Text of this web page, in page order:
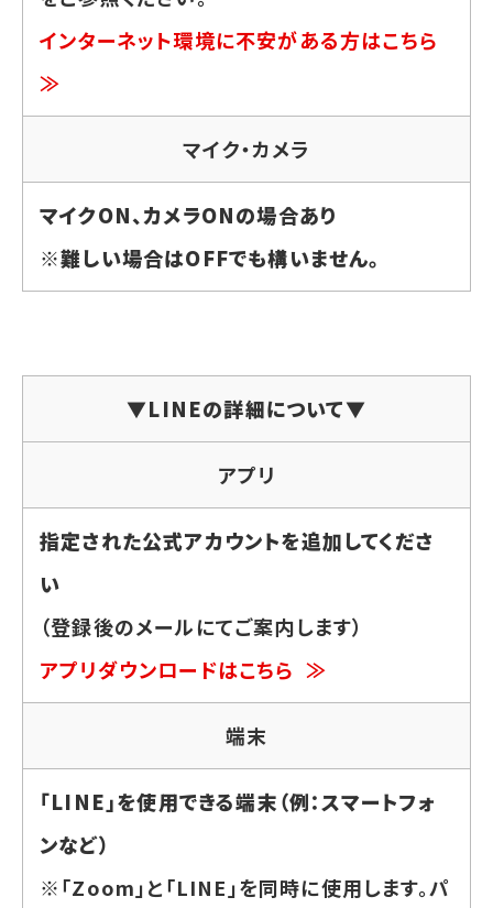
インターネット環境に不安がある方はこちら
≫
マイク・カメラ
マイクON、カメラONの場合あり
※難しい場合はOFFでも構いません。
▼LINEの詳細について▼
アプリ
指定された公式アカウントを追加してくださ
い
（登録後のメールにてご案内します）
アプリダウンロードはこちら ≫
端末
「LINE」を使用できる端末（例：スマートフォ
ンなど）
※「Zoom」と「LINE」を同時に使用します。パ